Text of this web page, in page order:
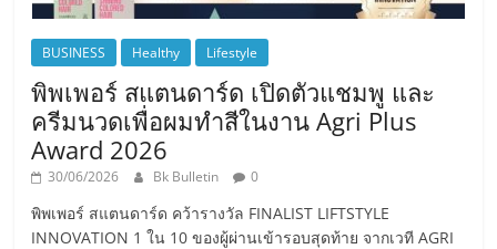
BUSINESS Healthy Lifestyle
พิพเพอร์ สแตนดาร์ด เปิดตัวแชมพู และ
ครีมนวดเพื่อผมทำสีในงาน Agri Plus
Award 2026
30/06/2026 Bk Bulletin 0
พิพเพอร์ สแตนดาร์ด คว้ารางวัล FINALIST LIFTSTYLE
INNOVATION 1 ใน 10 ของผู้ผ่านเข้ารอบสุดท้าย จากเวที AGRI